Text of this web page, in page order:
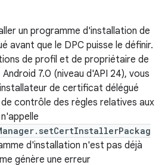
un programme d'installation de
avant que le DPC puisse le définir.
de profil et de propriétaire de
7.0 (niveau d'API 24), vous
de certificat délégué
contrôle des règles relatives aux
d'installation n'est pas déjà
génère une erreur